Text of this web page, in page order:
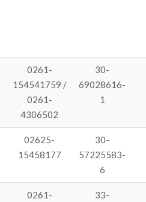
0261-
154541759 /
0261-
4306502
30-
69028616-
1
02625-
15458177
30-
57225583-
6
0261-
33-